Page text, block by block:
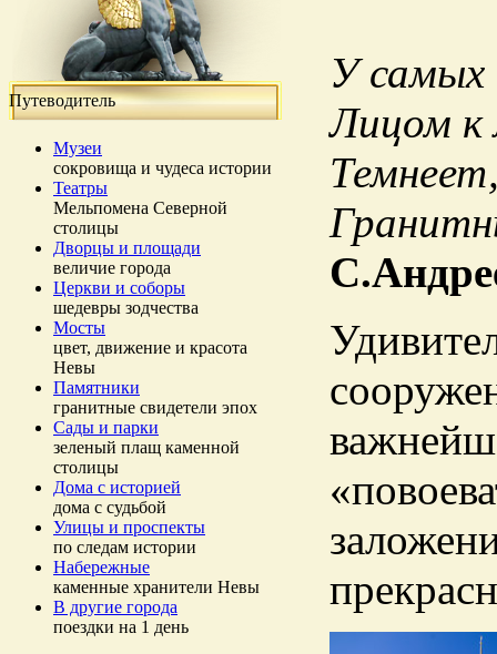
Путеводитель
Музеи
сокровища и чудеса истории
Театры
Мельпомена Северной
столицы
Дворцы и площади
величие города
Церкви и соборы
шедевры зодчества
Мосты
цвет, движение и красота
Невы
Памятники
гранитные свидетели эпох
Сады и парки
зеленый плащ каменной
столицы
Дома с историей
дома с судьбой
Улицы и проспекты
по следам истории
Набережные
каменные хранители Невы
В другие города
поездки на 1 день
У самых
Лицом к